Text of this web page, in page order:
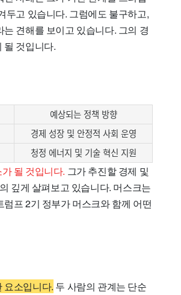
두고 있습니다. 그럼에도 불구하고,
견해를 보이고 있습니다. 그의 경
될 것입니다.
예상되는 정책 방향
경제 성장 및 안정적 사회 운영
청정 에너지 및 기술 혁신 지원
될 것입니다. 그가 추진할 경제 및
깊게 살펴보고 있습니다. 머스크는
프 2기 정부가 머스크와 함께 어떤
요소입니다. 두 사람의 관계는 단순